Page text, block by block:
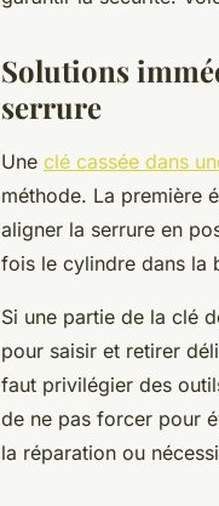
Solutions
serrure
Une clé cassée dans
méthode. La première
aligner la serrure en
fois le cylindre dans la
Si une partie de la clé
pour saisir et retirer
faut privilégier des
de ne pas forcer pour
la réparation ou